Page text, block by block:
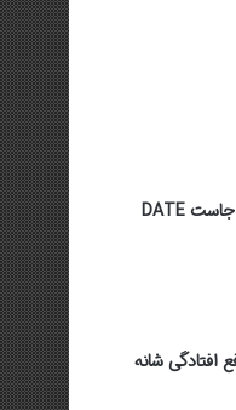
ساعت رولکس دیت جاست DATE
افتادگی شانه